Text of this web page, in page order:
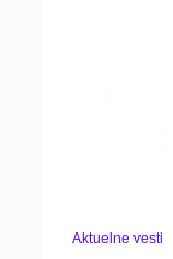
Aktuelne vesti